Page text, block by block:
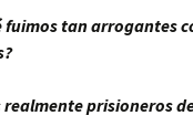
fuimos tan arrogantes
realmente prisioneros